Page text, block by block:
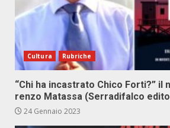
Cultura Rubriche
“Chi ha in­ca­stra­to Chi­co For­ti?” il
ren­zo Ma­tas­sa (Ser­ra­di­fal­co
24 Gennaio 2023